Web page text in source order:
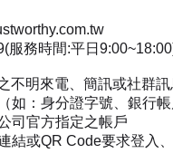
服務時間:平日
不明來電、簡訊或社群
如：身分證字號、銀行帳
司官方指定之帳戶
結或QR Code要求登入